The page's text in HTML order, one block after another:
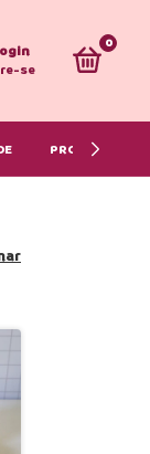
se
0
PRONTA